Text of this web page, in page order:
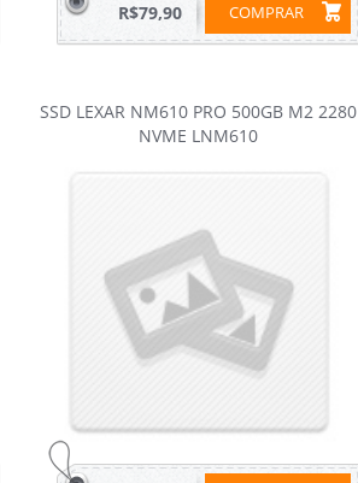
COMPRAR
R$79,90
SSD LEXAR NM610 PRO 500GB M2 2280
NVME LNM610